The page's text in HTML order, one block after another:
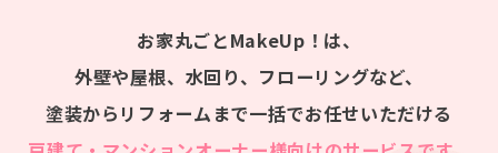
お家丸ごとMakeUp！は、
外壁や屋根、水回り、フローリングなど、
塗装からリフォームまで一括でお任せいただける